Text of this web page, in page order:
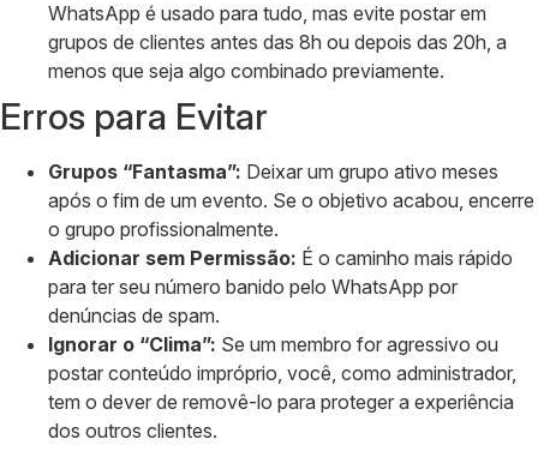
WhatsApp é usado para tudo, mas evite postar em
grupos de clientes antes das 8h ou depois das 20h, a
menos que seja algo combinado previamente.
Erros para Evitar
Grupos “Fantasma”: Deixar um grupo ativo meses
após o fim de um evento. Se o objetivo acabou, encerre
o grupo profissionalmente.
Adicionar sem Permissão: É o caminho mais rápido
para ter seu número banido pelo WhatsApp por
denúncias de spam.
Ignorar o “Clima”: Se um membro for agressivo ou
postar conteúdo impróprio, você, como administrador,
tem o dever de removê-lo para proteger a experiência
dos outros clientes.